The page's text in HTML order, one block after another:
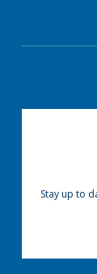
Stay up to